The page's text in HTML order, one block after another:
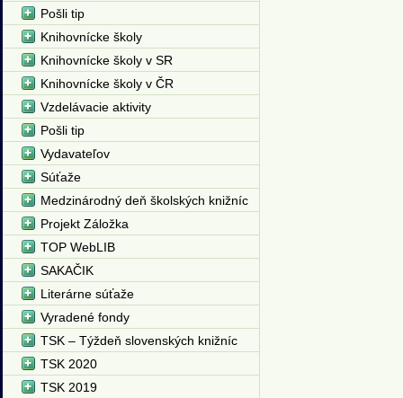
Pošli tip
Knihovnícke školy
Knihovnícke školy v SR
Knihovnícke školy v ČR
Vzdelávacie aktivity
Pošli tip
Vydavateľov
Súťaže
Medzinárodný deň školských knižníc
Projekt Záložka
TOP WebLIB
SAKAČIK
Literárne súťaže
Vyradené fondy
TSK – Týždeň slovenských knižníc
TSK 2020
TSK 2019